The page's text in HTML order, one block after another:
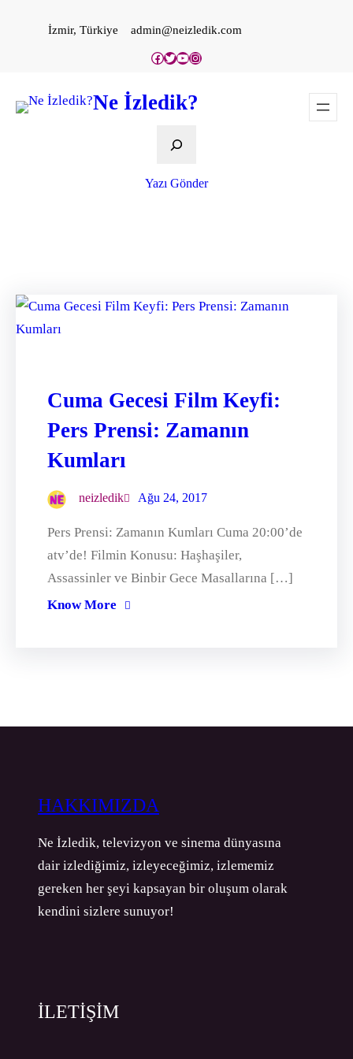
İzmir, Türkiye admin@neizledik.com
Facebook
Twitter
YouTube
Instagram
Ne İzledik?
Ara
Yazı Gönder
Cuma Gecesi Film Keyfi:
Pers Prensi: Zamanın
Kumları
neizledik Ağu 24, 2017
Pers Prensi: Zamanın Kumları Cuma 20:00’de
atv’de! Filmin Konusu: Haşhaşiler,
Assassinler ve Binbir Gece Masallarına […]
Know More
HAKKIMIZDA
Ne İzledik, televizyon ve sinema dünyasına
dair izlediğimiz, izleyeceğimiz, izlememiz
gereken her şeyi kapsayan bir oluşum olarak
kendini sizlere sunuyor!
İLETİŞİM